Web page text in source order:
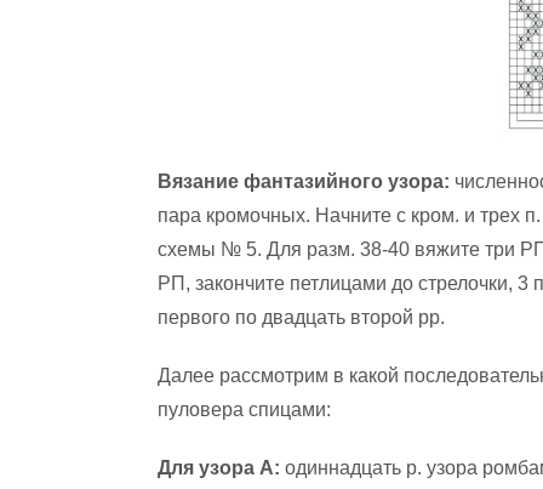
Вязание фантазийного узора:
пара кромочных. Начните с кром. и трех
схемы № 5. Для разм. 38-40 вяжите три
РП, закончите петлицами до стрелочки, 3
первого по двадцать второй рр.
Далее рассмотрим в какой
пуловера спицами:
Для узора А: одиннадцать р. узора